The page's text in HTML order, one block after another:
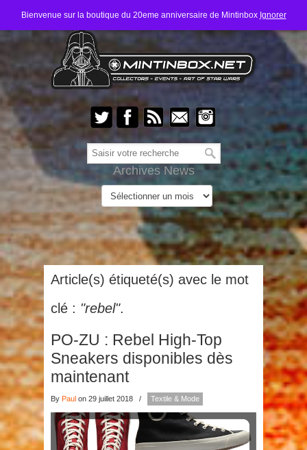
Bienvenue sur la boutique du 20eme anniversaire de Mintinbox Ignorer
Archives News
Article(s) étiqueté(s) avec le mot
clé : "rebel".
PO-ZU : Rebel High-Top
Sneakers disponibles dès
maintenant
By Paul on 29 juillet 2018 / Textile & Mode